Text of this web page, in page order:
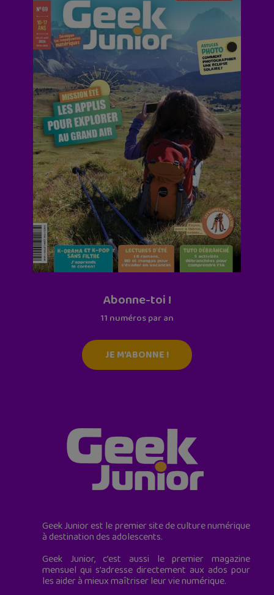
Abonne-toi !
11 numéros par an
JE M'ABONNE !
Geek Junior est le premier site de culture numérique
à destination des adolescents.
Geek Junior, c’est aussi le premier magazine
mensuel qui s’adresse directement aux ados pour
les aider à mieux maîtriser leur vie numérique.